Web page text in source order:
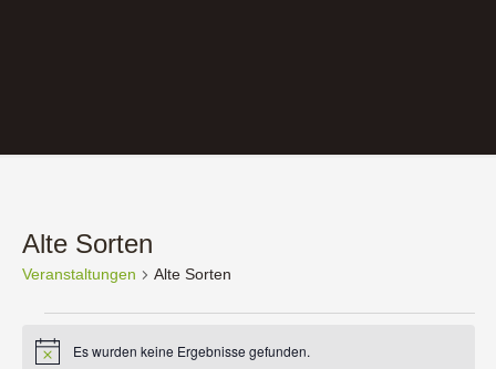
Alte Sorten
Veranstaltungen Alte Sorten
Veranstaltungen
HinweisEs wurden keine Ergebnisse gefunden.